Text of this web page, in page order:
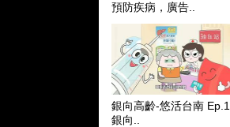
預防疾病，廣告..
銀向高齡-悠活台南 Ep.1
銀向..